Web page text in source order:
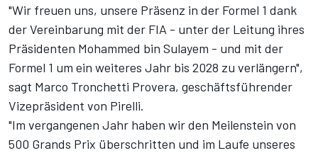
"Wir freuen uns, unsere Präsenz in der Formel 1 dank
der Vereinbarung mit der FIA - unter der Leitung ihres
Präsidenten Mohammed bin Sulayem - und mit der
Formel 1 um ein weiteres Jahr bis 2028 zu verlängern",
sagt Marco Tronchetti Provera, geschäftsführender
Vizepräsident von Pirelli.
"Im vergangenen Jahr haben wir den Meilenstein von
500 Grands Prix überschritten und im Laufe unseres